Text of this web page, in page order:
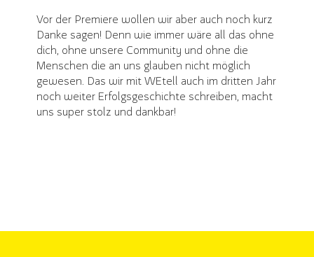
Vor der Premiere wollen wir aber auch noch kurz
Danke sagen! Denn wie immer wäre all das ohne
dich, ohne unsere Community und ohne die
Menschen die an uns glauben nicht möglich
gewesen. Das wir mit WEtell auch im dritten Jahr
noch weiter Erfolgsgeschichte schreiben, macht
uns super stolz und dankbar!